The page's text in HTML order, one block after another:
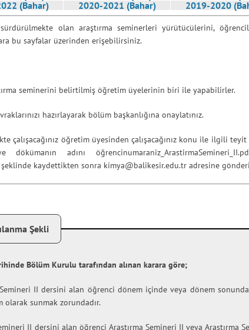
(Bahar) 2020-2021 (Bahar) 2019-2020
olan araştırma seminerleri yürütücülerini,
bu sayfalar üzerinden erişebilirsiniz.
seminerini belirtilmiş öğretim üyelerinin biri ile yapabilirler.
hazırlayarak bölüm başkanlığına onaylatınız.
çalışacağınız öğretim üyesinden çalışacağınız konu ile ilgili teyit
adını
kaydettikten sonra kimya@balikesir.edu.tr adresine
Şekli
Bölüm Kurulu tarafından alınan karara göre;
II dersini alan öğrenci dönem içinde veya dönem sonunda
olarak sunmak zorundadır.
II dersini alan öğrenci Araştırma Semineri II veya Araştırma